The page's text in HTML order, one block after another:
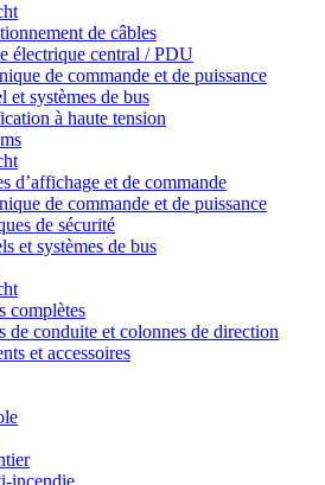
de câbles
électrique central / PDU
de commande et de puissance
et systèmes de bus
à haute tension
d’affichage et de commande
de commande et de puissance
de sécurité
et systèmes de bus
complètes
de conduite et colonnes de direction
et accessoires
incendie